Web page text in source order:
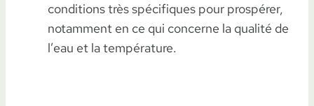
conditions très spécifiques pour prospérer,
notamment en ce qui concerne la qualité de
l’eau et la température.